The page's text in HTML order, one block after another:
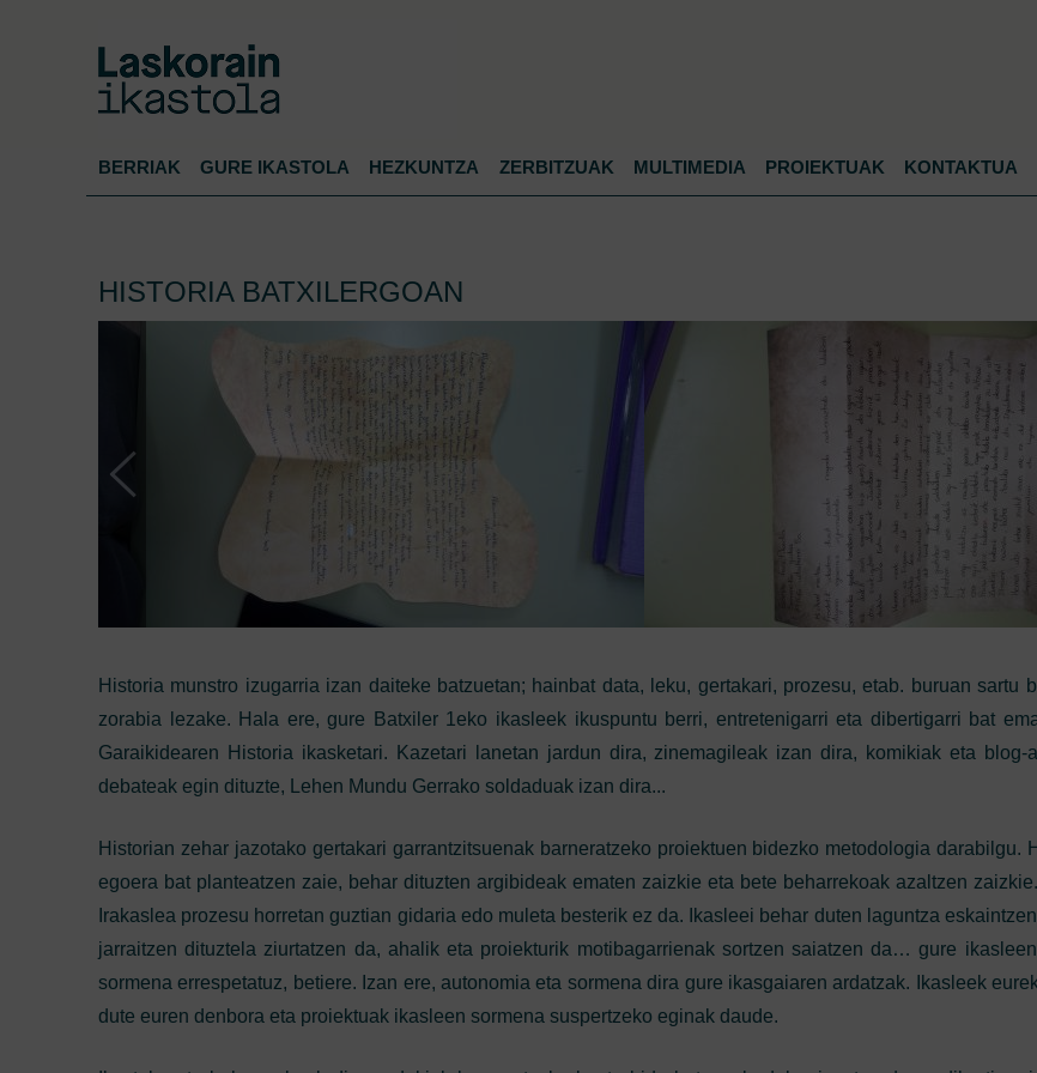
BERRIAK GURE IKASTOLA HEZKUNTZA ZERBITZUAK MULTIMEDIA PROIEKTUAK KONTAKTUA
HISTORIA BATXILERGOAN
Historia munstro izugarria izan daiteke batzuetan; hainbat data, leku, gertakari, prozesu, etab. buruan sartu
zorabia lezake. Hala ere, gure Batxiler 1eko ikasleek ikuspuntu berri, entretenigarri eta dibertigarri bat
Garaikidearen Historia ikasketari. Kazetari lanetan jardun dira, zinemagileak izan dira, komikiak eta blog-
debateak egin dituzte, Lehen Mundu Gerrako soldaduak izan dira...
Historian zehar jazotako gertakari garrantzitsuenak barneratzeko proiektuen bidezko metodologia darabilgu.
egoera bat planteatzen zaie, behar dituzten argibideak ematen zaizkie eta bete beharrekoak azaltzen
Irakaslea prozesu horretan guztian gidaria edo muleta besterik ez da. Ikasleei behar duten laguntza
jarraitzen dituztela ziurtatzen da, ahalik eta proiekturik motibagarrienak sortzen saiatzen da… gure
sormena errespetatuz, betiere. Izan ere, autonomia eta sormena dira gure ikasgaiaren ardatzak. Ikasleek
dute euren denbora eta proiektuak ikasleen sormena suspertzeko eginak daude.